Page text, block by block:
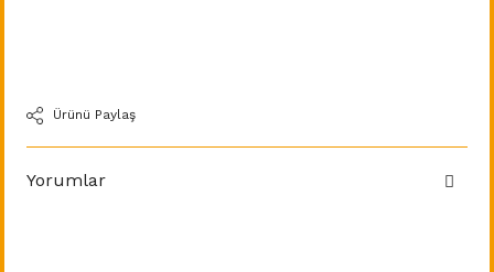
Ürünü Paylaş
Yorumlar